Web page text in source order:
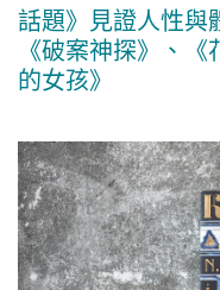
話題》見證人性與
《破案神探》、
的女孩》